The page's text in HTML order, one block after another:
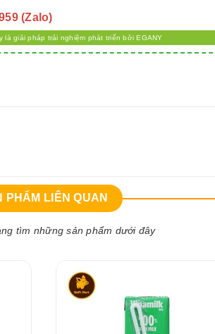
(Zalo)
là giải pháp trải nghiệm phát triển bởi EGANY
PHẨM LIÊN QUAN
tìm những sản phẩm dưới đây